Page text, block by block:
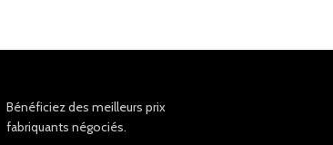
Bénéficiez des meilleurs prix
fabriquants négociés.